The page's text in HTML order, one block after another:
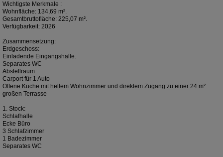
Wichtigste Merkmale :
Wohnfläche: 134,69 m².
Gesamtbruttofläche: 225,07 m².
Verfügbarkeit: 2026
Zusammensetzung:
Erdgeschoss:
Einladende Eingangshalle.
Separates WC
Abstellraum
Carport für 1 Auto
Offene Küche mit hellem Wohnzimmer und direktem Zugang zu einer 24 m²
großen Terrasse
1. Stock:
Schlafhalle
Ecke Büro
3 Schlafzimmer
1 Badezimmer
Separates WC